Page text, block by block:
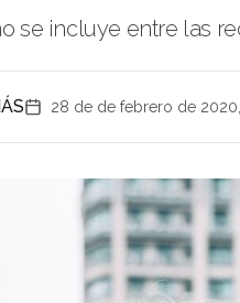
se incluye entre las
28 de de febrero de